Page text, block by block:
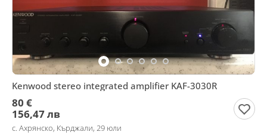
Kenwood stereo integrated amplifier KAF-3030R
80 €
156,47 лв
с. Ахрянско, Кърджали, 29 юли